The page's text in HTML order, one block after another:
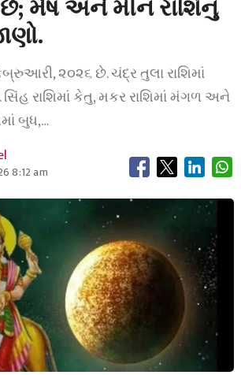
મેષ અને મીન રાશિનું
૨૦૨૬ છે. ચંદ્ર તુલા રાશિમાં
સિંહ રાશિમાં કેતુ, મકર રાશિમાં મંગળ અને
બુધ,…
8:12 am